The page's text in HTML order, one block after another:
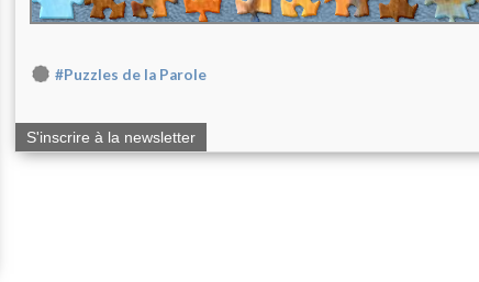
#Puzzles de la Parole
S'inscrire à la newsletter